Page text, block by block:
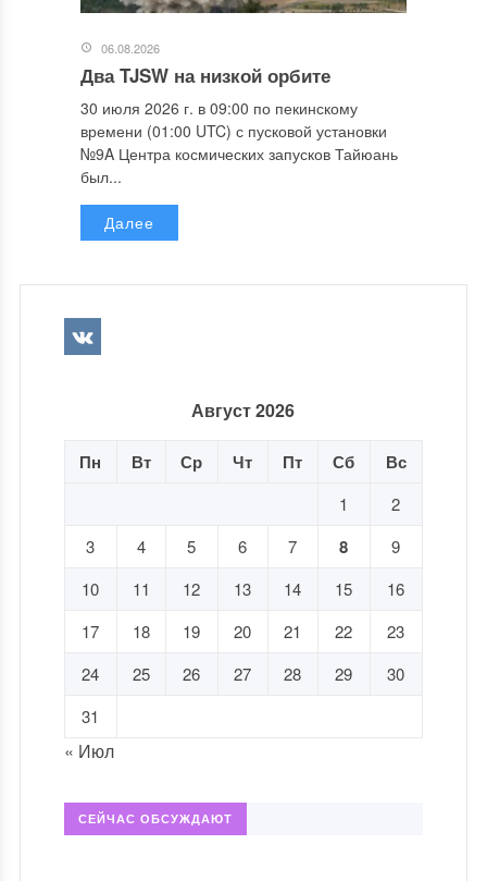
06.08.2026
Два TJSW на низкой орбите
30 июля 2026 г. в 09:00 по пекинскому
времени (01:00 UTC) с пусковой установки
№9A Центра космических запусков Тайюань
был...
Далее
Август 2026
Пн Вт Ср Чт Пт Сб Вс
1
2
3
4 5 6 7 8
9
10
11 12 13 14 15
16
17
18 19 20 21 22
23
24
25 26 27 28 29
30
31
« Июл
СЕЙЧАС ОБСУЖДАЮТ